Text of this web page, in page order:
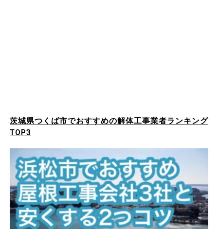
茨城県つくば市でおすすめの解体工事業者ランキング
TOP3